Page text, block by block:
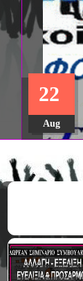
22
Aug